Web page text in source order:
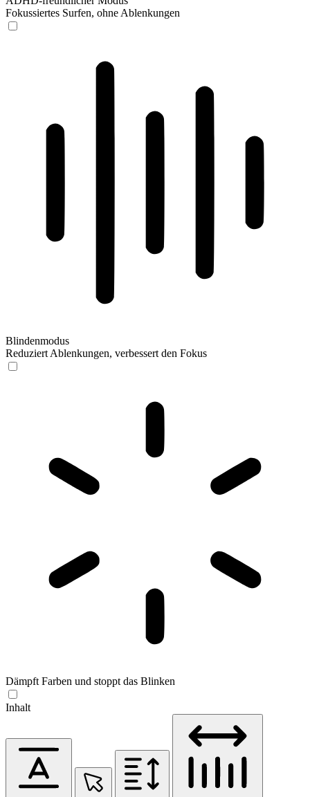
Fokussiertes Surfen, ohne Ablenkungen
Blindenmodus
Reduziert Ablenkungen, verbessert den Fokus
Dämpft Farben und stoppt das Blinken
Inhalt